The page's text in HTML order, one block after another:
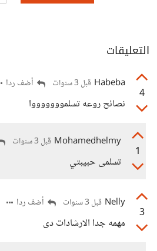
التعليقات
4
Habeba قبل 3 سنوات أضف ردا
نصائح روعه تسلموووووووا
1
Mohamedhelmy قبل 3 سنوات
تسلمى حبيبتي
3
Nelly قبل 3 سنوات أضف ردا
مهمه جدا الارشادات دى